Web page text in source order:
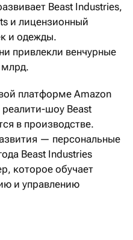
Beast Industries,
и лицензионный
и одежды.
привлекли венчурные
млрд.
платформе Amazon
шоу Beast
в производстве.
— персональные
Beast Industries
которое обучает
и управлению